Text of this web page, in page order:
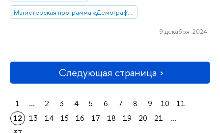
9 декабря 2024
Следующая страница
1 ... 2 3 4 5 6 7 8 9 10
11
12
13 14 15 16 17 18 19 20 21
...